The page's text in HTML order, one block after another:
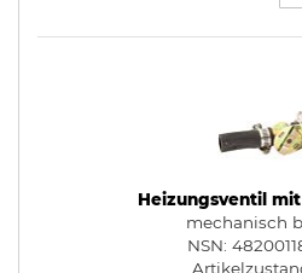
Heizungsventil
mechanisch
NSN: